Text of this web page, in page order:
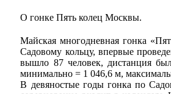
О гонке Пять колец Москвы.
Майская многодневная гонка
Садовому кольцу, впервые
вышло 87 человек, дистанция
минимально = 1 046,6 м,
В девяностые годы гонка по